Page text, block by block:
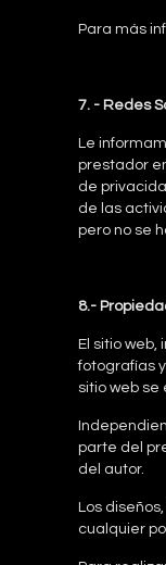
Para más
7. - Redes
Le
prestador
de
de las
pero no se
8.-
El sitio
fotografías
sitio web
parte del
del autor.
Los
cualquier